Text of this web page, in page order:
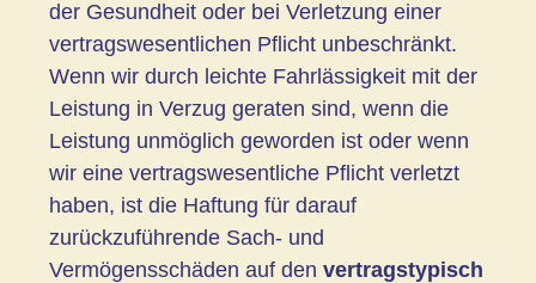
der Gesundheit oder bei Verletzung einer
vertragswesentlichen Pflicht unbeschränkt.
Wenn wir durch leichte Fahrlässigkeit mit der
Leistung in Verzug geraten sind, wenn die
Leistung unmöglich geworden ist oder wenn
wir eine vertragswesentliche Pflicht verletzt
haben, ist die Haftung für darauf
zurückzuführende Sach- und
Vermögensschäden auf den vertragstypisch